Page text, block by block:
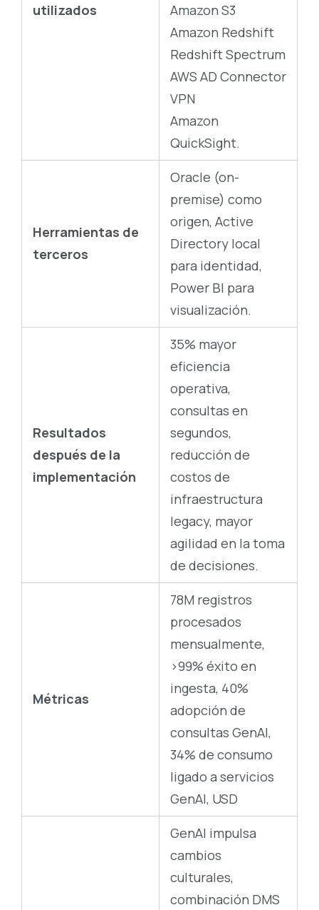
utilizados
Amazon S3
Amazon Redshift
Redshift Spectrum
AWS AD Connector
VPN
Amazon
QuickSight.
Herramientas de
terceros
Oracle (on-
premise) como
origen, Active
Directory local
para identidad,
Power BI para
visualización.
Resultados
después de la
implementación
35% mayor
eficiencia
operativa,
consultas en
segundos,
reducción de
costos de
infraestructura
legacy, mayor
agilidad en la toma
de decisiones.
Métricas
78M registros
procesados
mensualmente,
>99% éxito en
ingesta, 40%
adopción de
consultas GenAI,
34% de consumo
ligado a servicios
GenAI, USD
GenAI impulsa
cambios
culturales,
combinación DMS